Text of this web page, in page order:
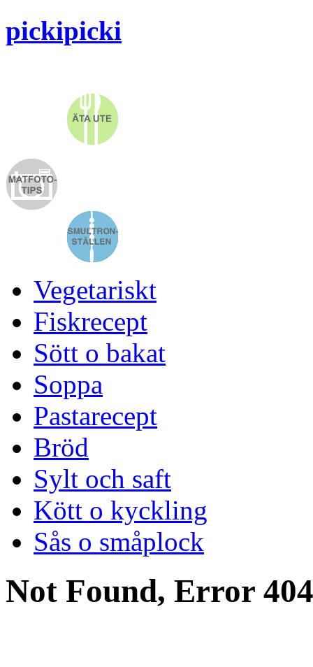
pickipicki
Vegetariskt
Fiskrecept
Sött o bakat
Soppa
Pastarecept
Bröd
Sylt och saft
Kött o kyckling
Sås o småplock
Not Found, Error 404